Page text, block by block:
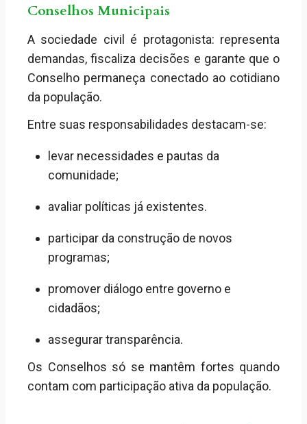
Conselhos Municipais
A sociedade civil é protagonista: representa
demandas, fiscaliza decisões e garante que o
Conselho permaneça conectado ao cotidiano
da população.
Entre suas responsabilidades destacam-se:
levar necessidades e pautas da
comunidade;
avaliar políticas já existentes.
participar da construção de novos
programas;
promover diálogo entre governo e
cidadãos;
assegurar transparência.
Os Conselhos só se mantêm fortes quando
contam com participação ativa da população.